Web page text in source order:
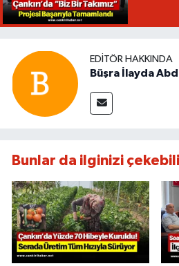
EDITÖR HAKKINDA
Büşra İlayda
Bunlar da ilginizi